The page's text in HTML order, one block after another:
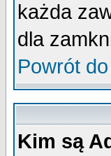
każda
dla
Powrót
Kim są